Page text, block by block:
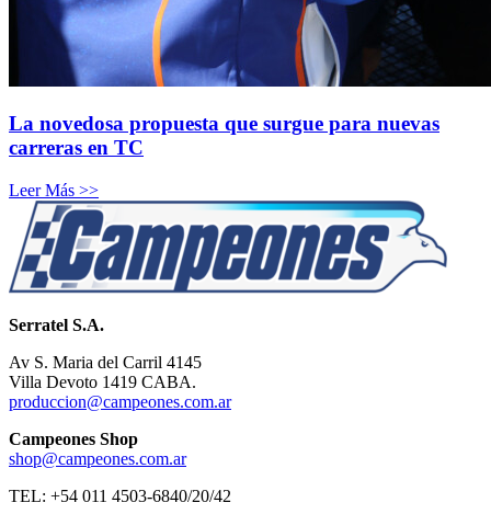
La novedosa propuesta que surgue para nuevas
carreras en TC
Leer Más >>
Serratel S.A.
Av S. Maria del Carril 4145
Villa Devoto 1419 CABA.
produccion@campeones.com.ar
Campeones Shop
shop@campeones.com.ar
TEL: +54 011 4503-6840/20/42